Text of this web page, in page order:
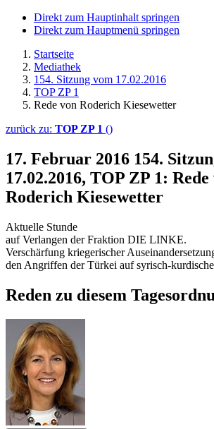
Direkt zum Hauptinhalt springen
Direkt zum Hauptmenü springen
Startseite
Mediathek
154. Sitzung vom 17.02.2016
TOP ZP 1
Rede von Roderich Kiesewetter
zurück zu: TOP ZP 1 ()
17. Februar 2016 154.
17.02.2016, TOP ZP 1: Rede
Roderich Kiesewetter
Aktuelle Stunde
auf Verlangen der Fraktion DIE LINKE.
Verschärfung kriegerischer
den Angriffen der Türkei auf syrisch-
Reden zu diesem